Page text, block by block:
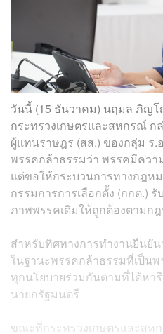
วันนี้ (15 ธันวาคม) นฤมล ภิญ
กระทรวงเกษตรและสหกรณ์ ก
ผู้แทนราษฎร (สส.) ของกลุ่ม ร.
พรรคกล้าธรรมว่า พรรคมีคว
แต่ขอให้กระบวนการทางกฎห
กรรมการการเลือกตั้ง (กกต.)
ภาพพรรคเดิมให้ถูกต้องตามก
สำหรับทิศทางการทำงานยืนยั
ในฐานะพรรคกล้าธรรมที่เป็น
ทุกนโยบายร่วมกันตามที่ได้หา
นายกรัฐมนตรี
ขณะที่กระทรวงเกษตรและสห